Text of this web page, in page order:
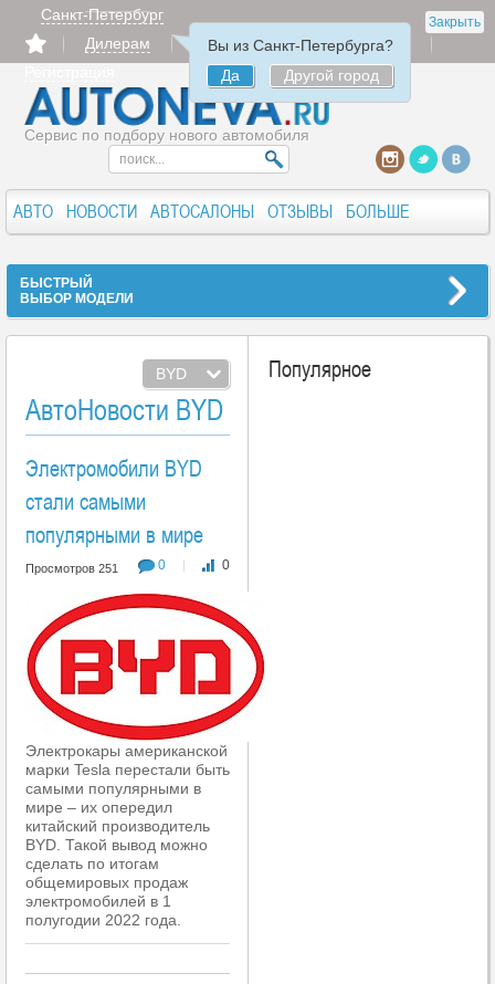
Закрыть
Санкт-Петербург
Вы из Санкт-Петербурга?
Да
Другой город
Дилерам Продать
Авторизация
Сервис по подбору нового автомобиля
АВТО НОВОСТИ АВТОСАЛОНЫ ОТЗЫВЫ БОЛЬШЕ
БЫСТРЫЙ
ВЫБОР МОДЕЛИ
Популярное
BYD
АвтоНовости BYD
Электромобили BYD
стали самыми
популярными в мире
0 | 0
Просмотров 251
Электрокары американской
марки Tesla перестали быть
самыми популярными в
мире – их опередил
китайский производитель
BYD. Такой вывод можно
сделать по итогам
общемировых продаж
электромобилей в 1
полугодии 2022 года.